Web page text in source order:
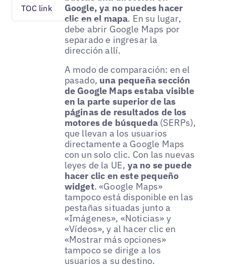
TOC link
Google, ya no puedes hacer
clic en el mapa. En su lugar,
debe abrir Google Maps por
separado e ingresar la
dirección allí.
A modo de comparación: en el
pasado, una pequeña sección
de Google Maps estaba visible
en la parte superior de las
páginas de resultados de los
motores de búsqueda (SERPs),
que llevan a los usuarios
directamente a Google Maps
con un solo clic. Con las nuevas
leyes de la UE, ya no se puede
hacer clic en este pequeño
widget. «Google Maps»
tampoco está disponible en las
pestañas situadas junto a
«Imágenes», «Noticias» y
«Vídeos», y al hacer clic en
«Mostrar más opciones»
tampoco se dirige a los
usuarios a su destino.